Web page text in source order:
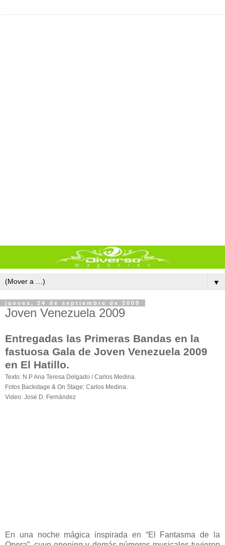
▼
jueves, 24 de septiembre de 2009
Joven Venezuela 2009
Entregadas las Primeras Bandas en la
fastuosa Gala de Joven Venezuela 2009
en El Hatillo.
Texto: N.P Ana Teresa Delgado / Carlos Medina.
Fotos Backstage & On Stage: Carlos Medina.
Video: José D. Fernández
En una noche mágica inspirada en “El Fantasma de la